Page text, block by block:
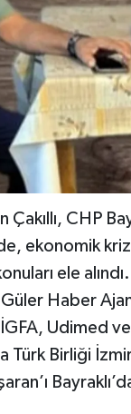
Çakıllı, CHP
ekonomik
ele alındı.
Haber
Udimed
Türk Birliği